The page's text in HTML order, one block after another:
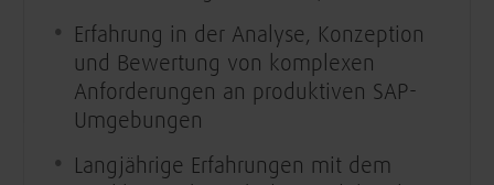
Erfahrung in der Analyse, Konzeption
und Bewertung von komplexen
Anforderungen an produktiven SAP-
Umgebungen
Langjährige Erfahrungen mit dem